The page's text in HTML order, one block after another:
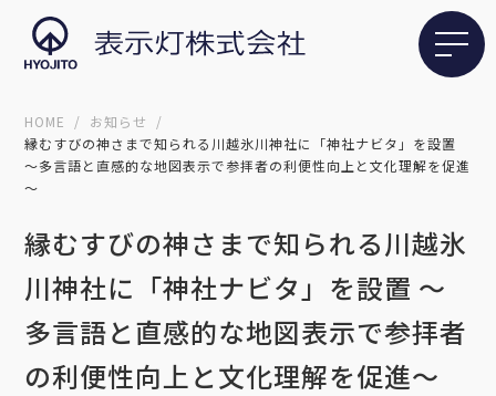
HOME
お知らせ
縁むすびの神さまで知られる川越氷川神社に「神社ナビタ」を設置
～多言語と直感的な地図表示で参拝者の利便性向上と文化理解を促進
～
縁むすびの神さまで知られる川越氷
川神社に「神社ナビタ」を設置 ～
多言語と直感的な地図表示で参拝者
の利便性向上と文化理解を促進～